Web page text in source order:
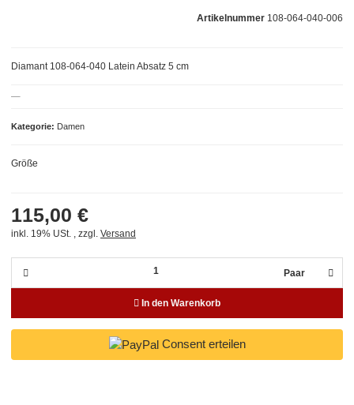
Artikelnummer 108-064-040-006
Kategorie Damen
Diamant 108-064-040 Latein Absatz 5 cm
Größe
115,00 €
inkl. 19% USt. , zzgl. Versand
Paar
In den Warenkorb
Consent erteilen